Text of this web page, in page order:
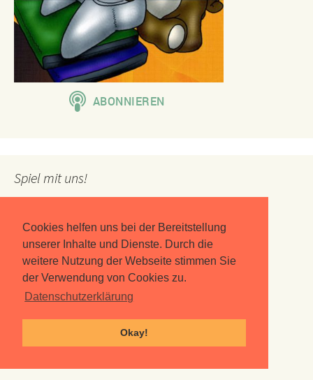
Cookies helfen uns bei der Bereitstellung
unserer Inhalte und Dienste. Durch die
weitere Nutzung der Webseite stimmen Sie
der Verwendung von Cookies zu.
Datenschutzerklärung
Okay!
Spiel mit uns!